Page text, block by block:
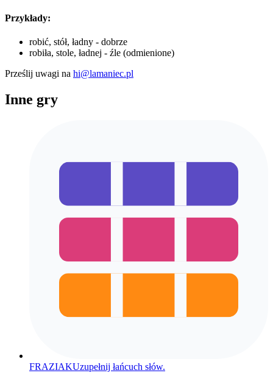
Przykłady:
robić, stół, ładny - dobrze
robiła, stole, ładnej - źle (odmienione)
Prześlij uwagi na hi@lamaniec.pl
Inne gry
FRAZIAKUzupełnij łańcuch słów.